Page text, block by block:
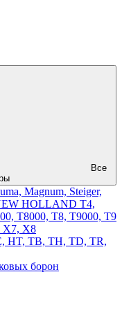
Все
Magnum, Steiger,
HOLLAND T4,
T8000, T8, T9000, T9
X7, X8
HT, TB, TH, TD, TR,
борон